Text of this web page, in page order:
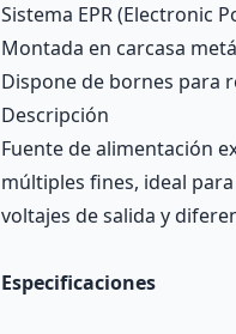
Sistema EPR (Electronic
Montada en carcasa
Dispone de bornes para
Descripción
Fuente de alimentación
múltiples fines, ideal
voltajes de salida y
Especificaciones